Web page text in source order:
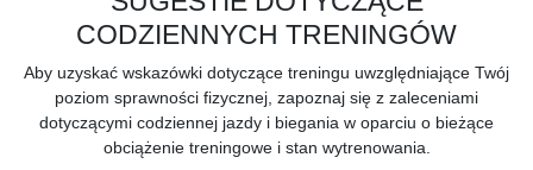
CODZIENNYCH TRENINGÓW
Aby uzyskać wskazówki dotyczące treningu uwzględniające Twój
poziom sprawności fizycznej, zapoznaj się z zaleceniami
dotyczącymi codziennej jazdy i biegania w oparciu o bieżące
obciążenie treningowe i stan wytrenowania.